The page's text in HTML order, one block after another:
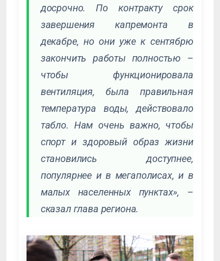
досрочно. По контракту срок
завершения капремонта в
декабре, но они уже к сентябрю
закончить работы полностью –
чтобы функционировала
вентиляция, была правильная
температура воды, действовало
табло. Нам очень важно, чтобы
спорт и здоровый образ жизни
становились доступнее,
популярнее и в мегаполисах, и в
малых населенных пунктах», –
сказал глава региона.